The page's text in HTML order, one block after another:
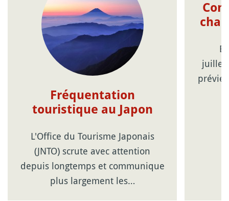
Fréquentation
touristique au Japon
L'Office du Tourisme Japonais
(JNTO) scrute avec attention
depuis longtemps et communique
plus largement les…